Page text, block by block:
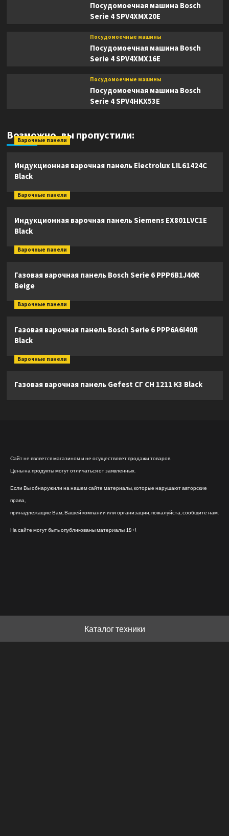
Посудомоечная машина Bosch
Serie 4 SPV4XMX20E
Посудомоечные машины
Посудомоечная машина Bosch
Serie 4 SPV4XMX16E
Посудомоечные машины
Посудомоечная машина Bosch
Serie 4 SPV4HKX53E
Возможно, вы пропустили:
Варочные панели
Индукционная варочная панель Electrolux LIL61424C
Black
Варочные панели
Индукционная варочная панель Siemens EX801LVC1E
Black
Варочные панели
Газовая варочная панель Bosch Serie 6 PPP6B1J40R
Beige
Варочные панели
Газовая варочная панель Bosch Serie 6 PPP6A6I40R
Black
Варочные панели
Газовая варочная панель Gefest СГ СН 1211 К3 Black
Сайт не является магазином и не осуществляет продажи товаров.
Цены на продукты могут отличаться от заявленных.
Если Вы обнаружили на нашем сайте материалы, которые нарушают авторские
права,
принадлежащие Вам, Вашей компании или организации, пожалуйста, сообщите нам.
На сайте могут быть опубликованы материалы 18+!
Каталог техники